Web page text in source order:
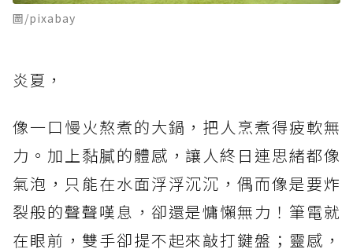
圖/pixabay
炎夏，
像一口慢火熬煮的大鍋，把人烹煮得疲軟無
力。加上黏膩的體感，讓人終日連思緒都像
氣泡，只能在水面浮浮沉沉，偶而像是要炸
裂般的聲聲嘆息，卻還是慵懶無力！筆電就
在眼前，雙手卻提不起來敲打鍵盤；靈感，